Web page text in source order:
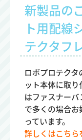
新製品の
ト用配
テクタフ
ロボプロテク
ット本体に取
はファスナー
で多くの場合
っています。
詳しくはこちら